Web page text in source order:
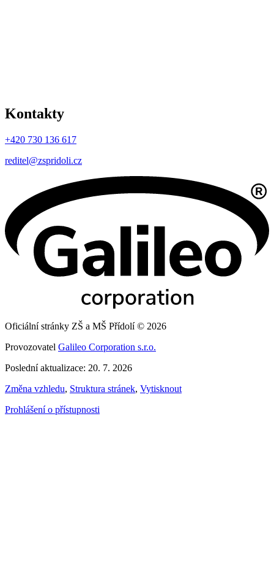
Kontakty
+420 730 136 617
reditel@zspridoli.cz
Oficiální stránky ZŠ a MŠ Přídolí © 2026
Provozovatel Galileo Corporation s.r.o.
Poslední aktualizace: 20. 7. 2026
Změna vzhledu, Struktura stránek, Vytisknout
Prohlášení o přístupnosti